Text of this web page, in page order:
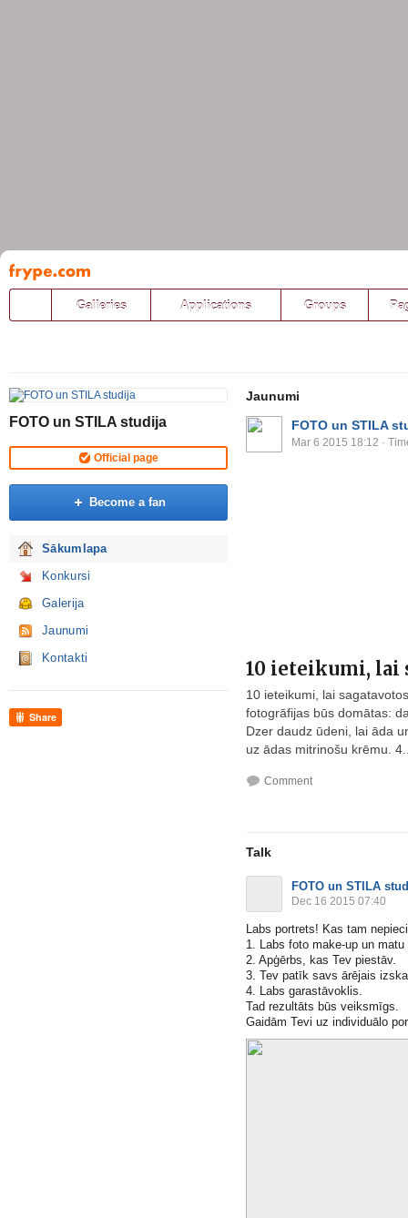
Pāriet
uz
saturu
Galleries Applications Groups
FOTO un STILA studija
Official page
Become a fan
Sākumlapa
Konkursi
Galerija
Jaunumi
Kontakti
Share
Jaunumi
FOTO un STILA
Mar 6 2015 18:12 ·
10 ieteikumi, lai
10 ieteikumi, lai
fotogrāfijas būs domātas:
Dzer daudz ūdeni, lai āda
uz ādas mitrinošu krēmu.
Comment
Talk
FOTO un STILA
Dec 16 2015 07:40
Labs portrets! Kas tam
1. Labs foto make-up un
2. Apģērbs, kas Tev piestāv.
3. Tev patīk savs ārējais
4. Labs garastāvoklis.
Tad rezultāts būs veiksmīgs.
Gaidām Tevi uz individuālo